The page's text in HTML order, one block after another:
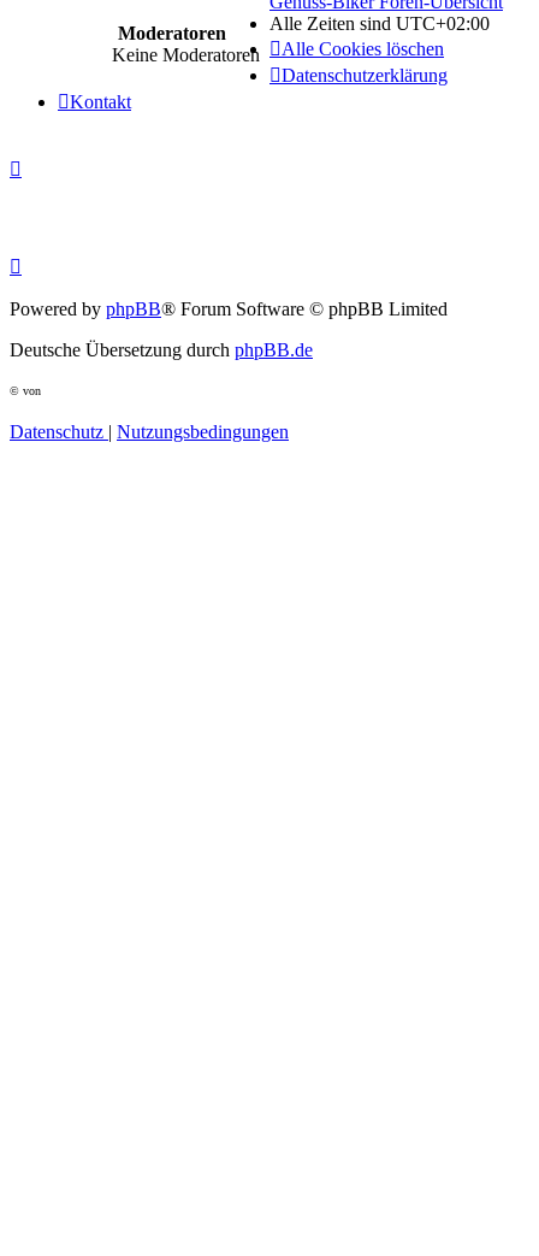
Moderatoren
Keine Moderatoren
Alle Zeiten sind UTC+02:00
Alle Cookies löschen
Datenschutzerklärung
Kontakt
Powered by phpBB® Forum Software © phpBB Limited
Deutsche Übersetzung durch phpBB.de
© von
Datenschutz | Nutzungsbedingungen